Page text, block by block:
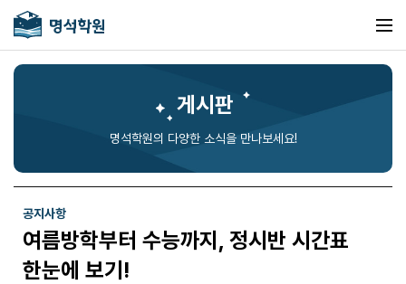
게시판
명석학원의 다양한 소식을 만나보세요!
공지사항
여름방학부터 수능까지, 정시반 시간표
한눈에 보기!